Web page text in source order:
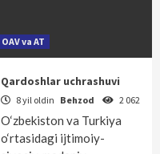
OAV va AT
Qardoshlar uchrashuvi
8 yil oldin Behzod 2 062
O‘zbekiston va Turkiya
o‘rtasidagi ijtimoiy-